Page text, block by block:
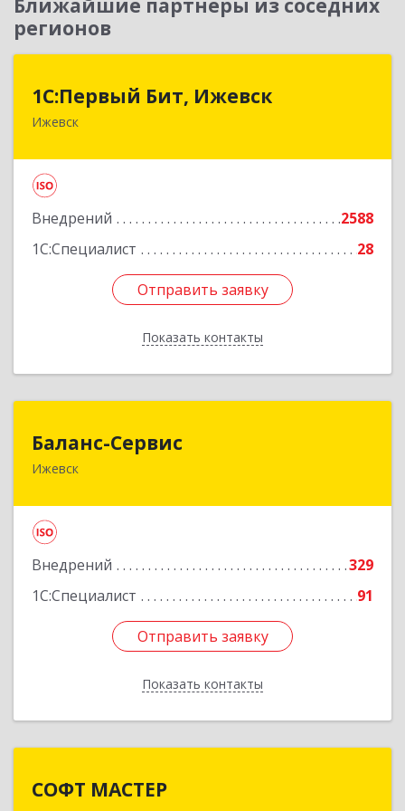
Ближайшие партнеры из соседних
регионов
1С:Первый Бит, Ижевск
Ижевск
Внедрений
2588
1С:Специалист
28
Отправить заявку
Показать контакты
1С:Первый Бит, Ижевск
Отправить заявку
Назад
Баланс-Сервис
Ижевск
Внедрений
329
1С:Специалист
91
Отправить заявку
Показать контакты
Отправить заявку
Назад
СОФТ МАСТЕР